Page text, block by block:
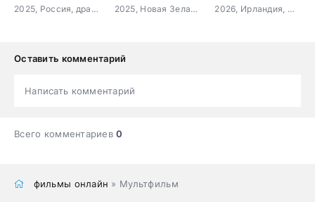
2025, Россия, драма, спорт
2025, Новая Зеландия, Великобритания, драма, фэнтези
2026, Ирландия, США, мюзикл, драма, комедия, музыка
Оставить комментарий
Написать комментарий
Всего комментариев0
фильмы онлайн » Мультфильм